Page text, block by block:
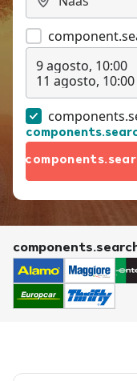
9 agosto, 10:00
11 agosto, 10:00